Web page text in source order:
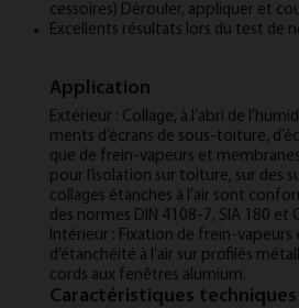
cessoires) Déroul­er, ap­pli­quer et
Ex­cel­lents ré­sultats lors du test de
Application
Ex­térieur : Col­lage, à l’abri de
ments d’écrans de sous-toit­ure,
que de frein-va­peurs et mem­branes
pour l’isol­a­tion sur toit­ure, sur des
col­lages étanches à l’air sont
des normes DIN 4108-7, SIA 180 et
In­térieur : Fix­a­tion de frein-
d’étanchéité à l’air sur pro­filés
cords aux fenêtres alu­mi­um.
Caractéristiques techniques